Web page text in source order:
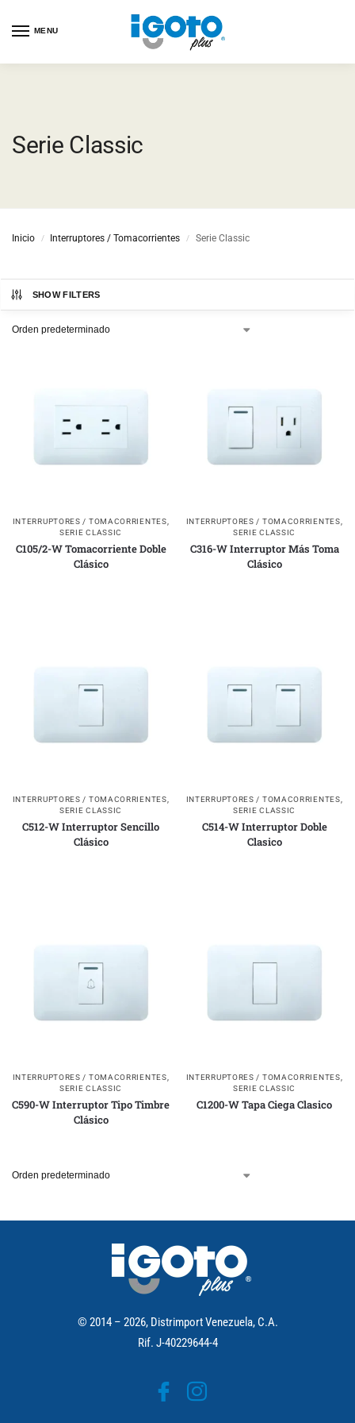
MENU
Serie Classic
Inicio / Interruptores / Tomacorrientes / Serie Classic
SHOW FILTERS
INTERRUPTORES / TOMACORRIENTES
SERIE CLASSIC
C105/2-W Tomacorriente Doble
Clásico
INTERRUPTORES / TOMACORRIENTES
SERIE CLASSIC
C316-W Interruptor Más Toma
Clásico
INTERRUPTORES / TOMACORRIENTES
SERIE CLASSIC
C512-W Interruptor Sencillo
Clásico
INTERRUPTORES / TOMACORRIENTES
SERIE CLASSIC
C514-W Interruptor Doble
Clasico
INTERRUPTORES / TOMACORRIENTES
SERIE CLASSIC
C590-W Interruptor Tipo Timbre
Clásico
INTERRUPTORES / TOMACORRIENTES
SERIE CLASSIC
C1200-W Tapa Ciega Clasico
© 2014 – 2026, Distrimport Venezuela, C.A.
Rif. J-40229644-4